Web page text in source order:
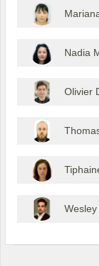
Nadia
Olivier